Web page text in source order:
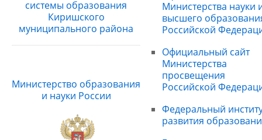
системы образования
Киришского
муниципального района
Министерство образования
и науки России
Министерства науки
высшего
Российской
Официальный сайт
Министерства
просвещения
Российской
Федеральный
развития